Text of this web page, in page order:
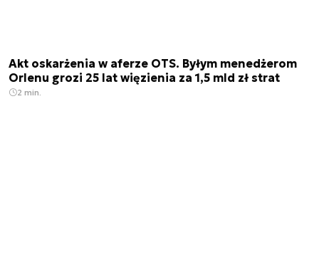
Akt oskarżenia w aferze OTS. Byłym menedżerom
Orlenu grozi 25 lat więzienia za 1,5 mld zł strat
2 min.